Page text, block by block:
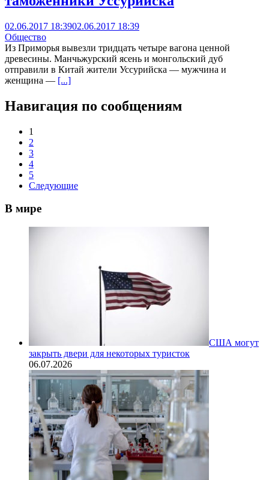
02.06.2017 18:3902.06.2017 18:39
Общество
Из Приморья вывезли тридцать четыре вагона ценной
древесины. Манчьжурский ясень и монгольский дуб
отправили в Китай жители Уссурийска — мужчина и
женщина — [...]
Навигация по сообщениям
1
2
3
4
5
Следующие
В мире
США могут
закрыть двери для некоторых туристок
06.07.2026